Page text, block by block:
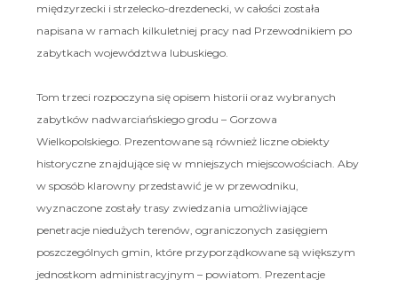
międzyrzecki i strzelecko-drezdenecki, w całości została
napisana w ramach kilkuletniej pracy nad Przewodnikiem po
zabytkach województwa lubuskiego.
Tom trzeci rozpoczyna się opisem historii oraz wybranych
zabytków nadwarciańskiego grodu – Gorzowa
Wielkopolskiego. Prezentowane są również liczne obiekty
historyczne znajdujące się w mniejszych miejscowościach. Aby
w sposób klarowny przedstawić je w przewodniku,
wyznaczone zostały trasy zwiedzania umożliwiające
penetracje niedużych terenów, ograniczonych zasięgiem
poszczególnych gmin, które przyporządkowane są większym
jednostkom administracyjnym – powiatom. Prezentacje